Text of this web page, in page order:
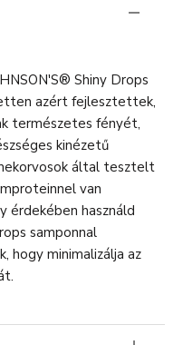
Shiny Drops
azért fejlesztettek,
természetes fényét,
kinézetű
által tesztelt
van
érdekében használd
samponnal
minimalizálja az